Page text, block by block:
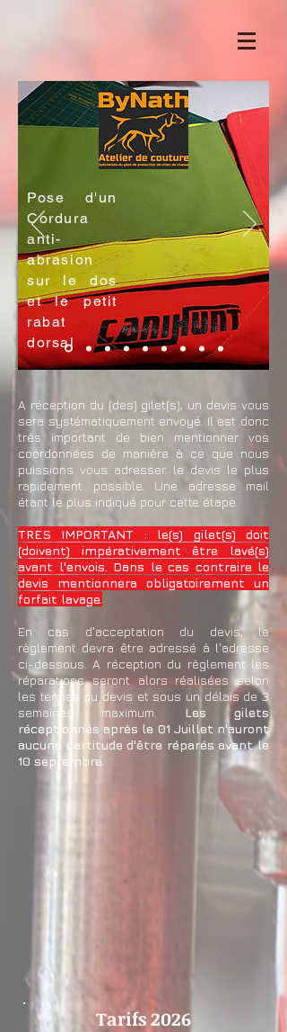
Pose d'un
Cordura
anti-
abrasion
sur le dos
et le petit
rabat
dorsal
A réception du (des) gilet(s), un devis vous
sera systématiquement envoyé. Il est donc
très important de bien mentionner vos
coordonnées de manière à ce que nous
puissions vous adresser le devis le plus
rapidement possible. Une adresse mail
étant le plus indiqué pour cette étape.
TRES IMPORTANT : le(s) gilet(s) doit
(doivent) impérativement être lavé(s)
avant l'envois. Dans le cas contraire le
devis mentionnera obligatoirement un
forfait lavage.
En cas d'acceptation du devis, le
règlement devra être adressé à l'adresse
ci-dessous. A réception du règlement les
réparations seront alors réalisées selon
les termes du devis et sous un délais de 3
semaines maximum. Les gilets
réceptionnés après le 01 Juillet n'auront
aucune certitude d'être réparés avant le
10 septembre.
Tarifs 2026